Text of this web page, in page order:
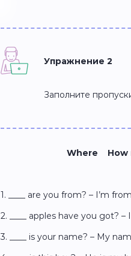
Упражнение 2
Заполните
Where
1. ____ are you from? – I’m
2. ____ apples have you got? –
3. ____ is your name? – My